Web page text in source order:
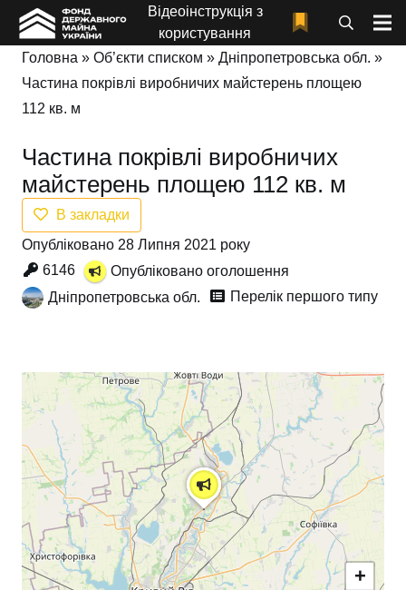
Відеоінструкція з
користування
Головна » Об’єкти списком » Дніпропетровська обл. »
Частина покрівлі виробничих майстерень площею
112 кв. м
Частина покрівлі виробничих
майстерень площею 112 кв. м
В закладки
Опубліковано 28 Липня 2021 року
6146
Опубліковано оголошення
Дніпропетровська обл.
Перелік першого типу
+